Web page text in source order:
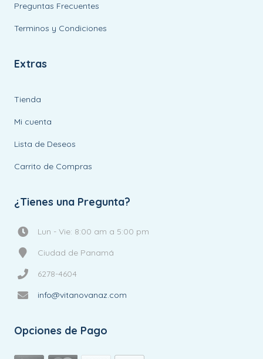
Preguntas Frecuentes
Terminos y Condiciones
Extras
Tienda
Mi cuenta
Lista de Deseos
Carrito de Compras
¿Tienes una Pregunta?
Lun - Vie: 8:00 am a 5:00 pm
Ciudad de Panamá
6278-4604
info@vitanovanaz.com
Opciones de Pago